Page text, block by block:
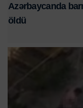
Azərbaycanda
öldü